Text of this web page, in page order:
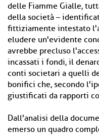
delle Fiamme Gialle,
della società –
fittiziamente intestato
eludere un'evidente
avrebbe precluso
incassati i fondi, il
conti societari a quelli
bonifici che, secondo
giustificati da rapporti
Dall'analisi della
emerso un quadro